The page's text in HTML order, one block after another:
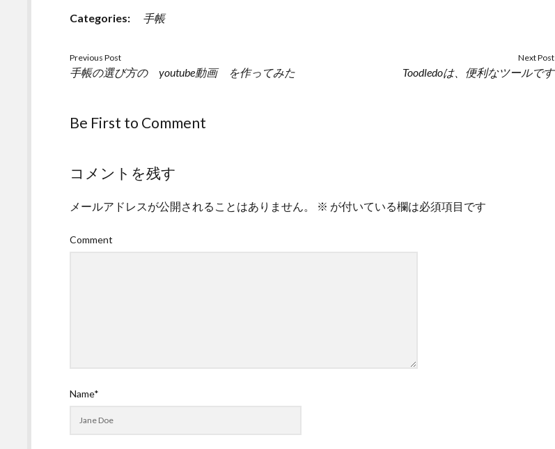
Categories: 手帳
Previous Post
手帳の選び方の youtube動画 を作ってみた
Next Post
Toodledoは、便利なツールです
Be First to Comment
コメントを残す
メールアドレスが公開されることはありません。 ※ が付いている欄は必須項目です
Comment
Name*